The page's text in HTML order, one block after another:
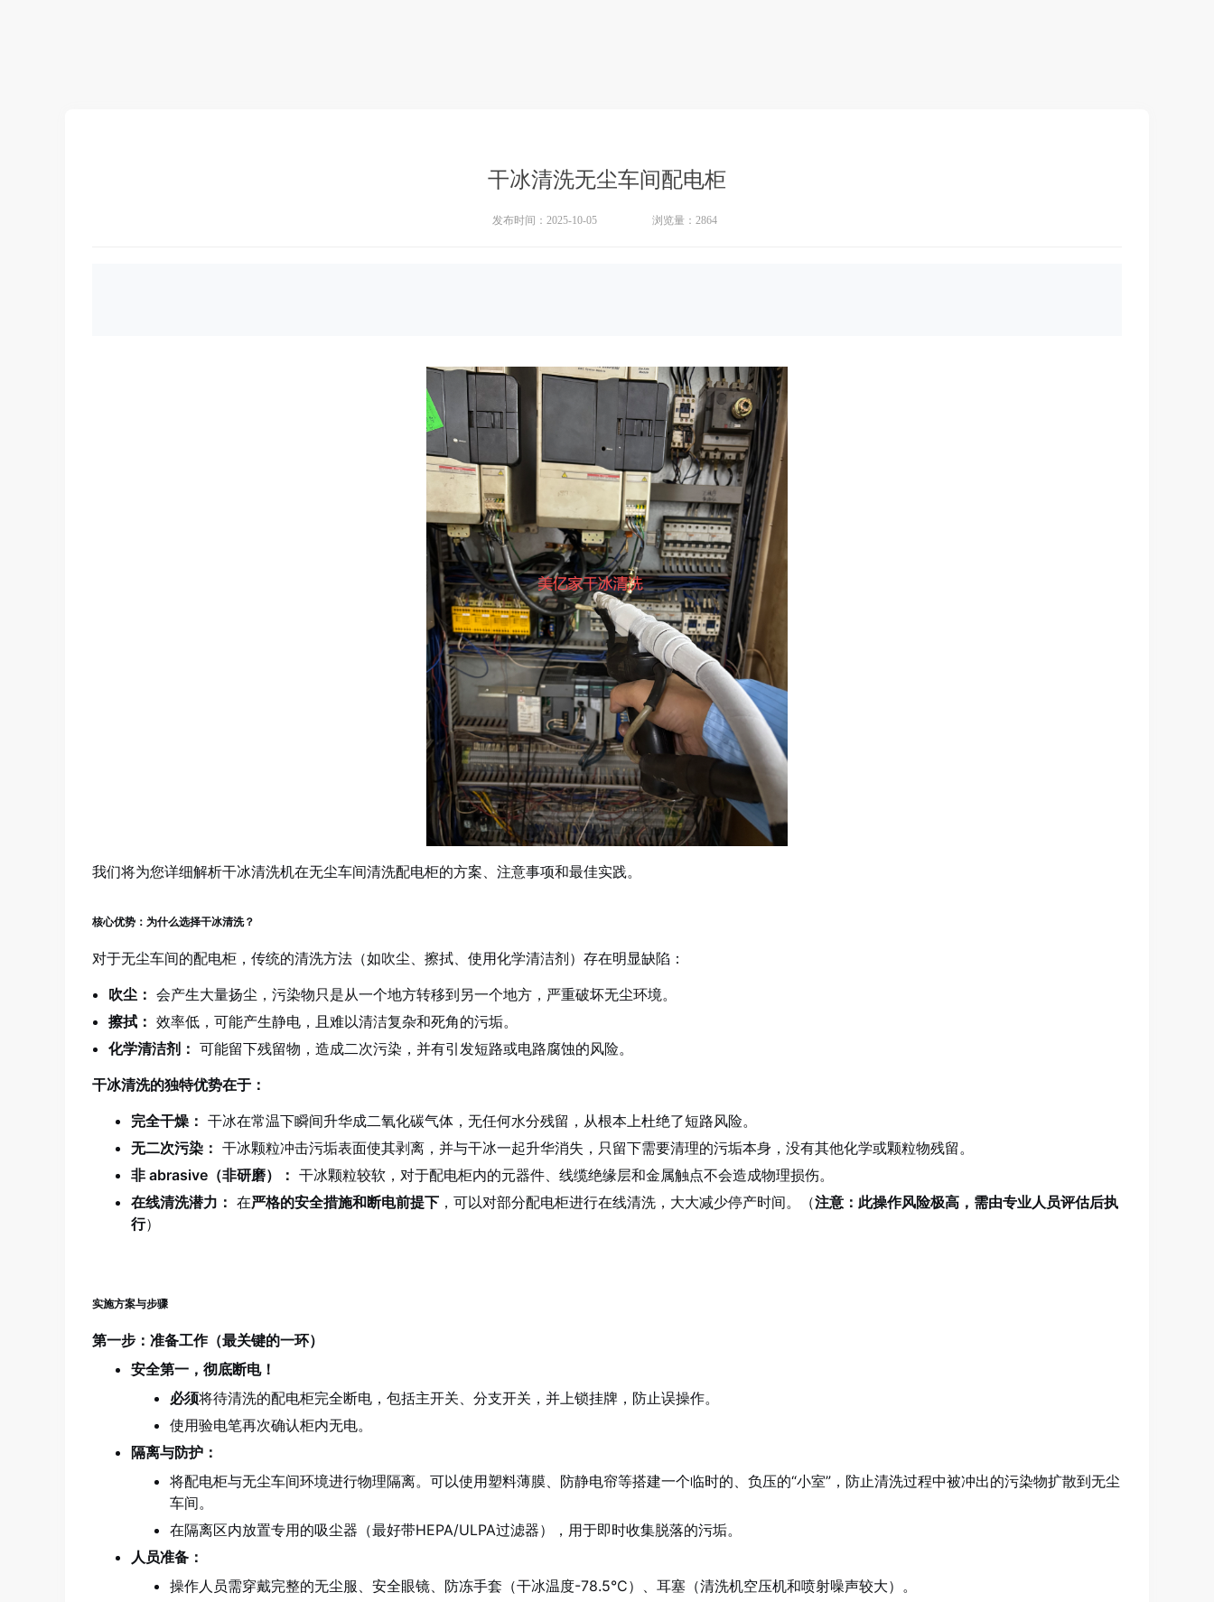
干冰清洗无尘车间配电柜
发布时间：2025-10-05 浏览量： 2864
我们将为您详细解析干冰清洗机在无尘车间清洗配电柜的方案、注意事项和最佳实践。
核心优势：为什么选择干冰清洗？
对于无尘车间的配电柜，传统的清洗方法（如吹尘、擦拭、使用化学清洁剂）存在明显缺陷：
吹尘： 会产生大量扬尘，污染物只是从一个地方转移到另一个地方，严重破坏无尘环境。
擦拭： 效率低，可能产生静电，且难以清洁复杂和死角的污垢。
化学清洁剂： 可能留下残留物，造成二次污染，并有引发短路或电路腐蚀的风险。
干冰清洗的独特优势在于：
完全干燥： 干冰在常温下瞬间升华成二氧化碳气体，无任何水分残留，从根本上杜绝了短路风险。
无二次污染： 干冰颗粒冲击污垢表面使其剥离，并与干冰一起升华消失，只留下需要清理的污垢本身，没有其他化学或颗粒物残留。
非 abrasive（非研磨）： 干冰颗粒较软，对于配电柜内的元器件、线缆绝缘层和金属触点不会造成物理损伤。
在线清洗潜力： 在严格的安全措施和断电前提下 ，可以对部分配电柜进行在线清洗，大大减少停产时间。（注意：此操作风险极高，需由专业人员评估后执
行）
实施方案与步骤
第一步：准备工作（最关键的一环）
安全第一，彻底断电！
必须将待清洗的配电柜完全断电，包括主开关、分支开关，并上锁挂牌，防止误操作。
使用验电笔再次确认柜内无电。
隔离与防护：
将配电柜与无尘车间环境进行物理隔离。可以使用塑料薄膜、防静电帘等搭建一个临时的、负压的“小室”，防止清洗过程中被冲出的污染物扩散到无尘
车间。
在隔离区内放置专用的吸尘器（最好带HEPA/ULPA过滤器），用于即时收集脱落的污垢。
人员准备：
操作人员需穿戴完整的无尘服、安全眼镜、防冻手套（干冰温度-78.5°C）、耳塞（清洗机空压机和喷射噪声较大）。